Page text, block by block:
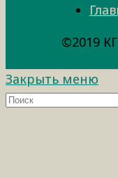
©2019
Закрыть меню